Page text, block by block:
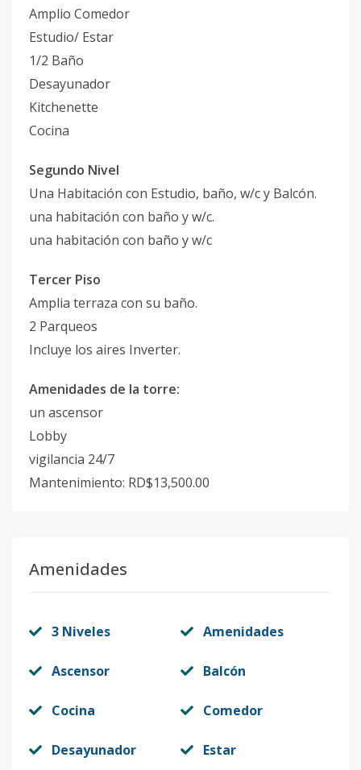
Amplio Comedor
Estudio/ Estar
1/2 Baño
Desayunador
Kitchenette
Cocina
Segundo Nivel
Una Habitación con Estudio, baño, w/c y Balcón.
una habitación con baño y w/c.
una habitación con baño y w/c
Tercer Piso
Amplia terraza con su baño.
2 Parqueos
Incluye los aires Inverter.
Amenidades de la torre:
un ascensor
Lobby
vigilancia 24/7
Mantenimiento: RD$13,500.00
Amenidades
3 Niveles Amenidades
Ascensor Balcón
Cocina Comedor
Desayunador Estar